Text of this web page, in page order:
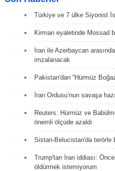
Türkiye ve 7 ülke Siyonist
Kirman eyaletinde Mossad
İran ile Azerbaycan
imzalanacak
Pakistan'dan “Hürmüz
İran Ordusu’nun savaşa
Reuters: Hürmüz ve
önemli ölçüde azaldı
Sistan-Belucistan'da terörle
Trump'tan İran iddiası:
öldürmek istemiyorum